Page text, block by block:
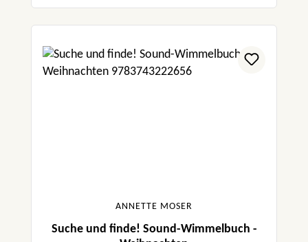
ANNETTE MOSER
Suche und finde! Sound-Wimmelbuch -